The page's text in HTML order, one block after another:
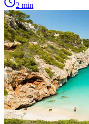
2 min